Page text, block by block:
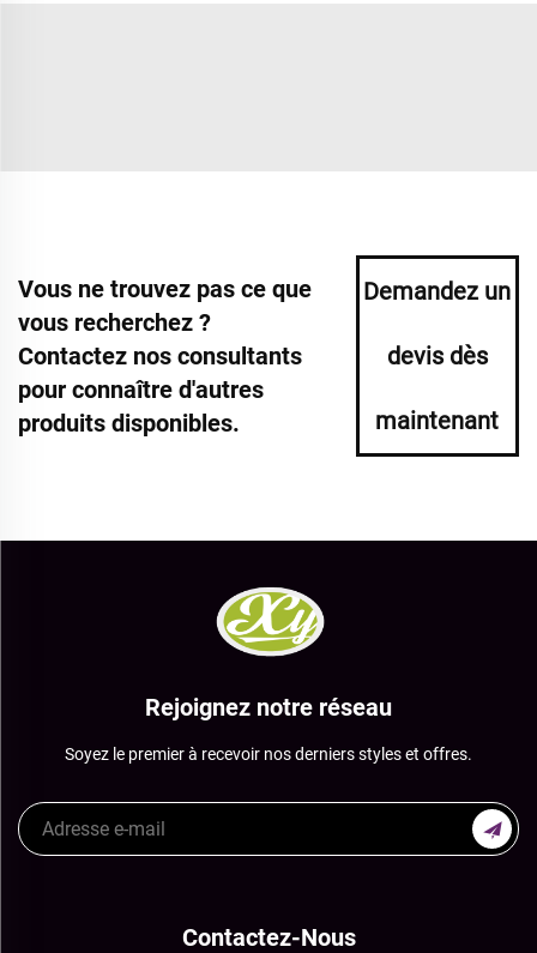
Vous ne trouvez pas ce que
vous recherchez ?
Contactez nos consultants
pour connaître d'autres
produits disponibles.
Demandez un
devis dès
maintenant
Rejoignez notre réseau
Soyez le premier à recevoir nos derniers styles et offres.
Contactez-Nous